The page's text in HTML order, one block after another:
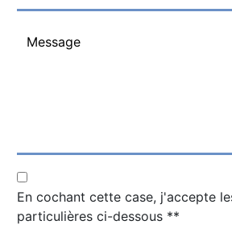
En cochant cette case, j'accepte
particulières ci-dessous **